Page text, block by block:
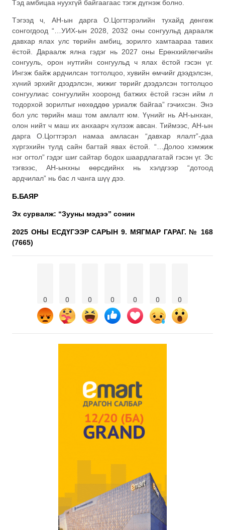
Тэд амбицаа нуухгүй байгаагаас тэгж дүгнэж болно.
Тэгээд ч, АН-ын дарга О.Цогтгэрэлийн тухайд дөнгөж
сонгогдоод “…УИХ-ын 2028, 2032 оны сонгуульд дараалж
давхар ялах улс төрийн амбиц, зорилго хамтаараа тавих
ёстой. Дараалж ялна гэдэг нь 2027 оны Ерөнхийлөгчийн
сонгууль, орон нутгийн сонгуульд ч ялах ёстой гэсэн үг.
Ингэж байж ардчилсан тогтолцоо, хувийн өмчийг дээдэлсэн,
хүний эрхийг дээдэлсэн, жижиг төрийг дээдэлсэн тогтолцоо
сонгуулиас сонгуулийн хооронд батжих ёстой гэсэн ийм л
тодорхой зорилтыг нөхөддөө уриалж байгаа” гэчихсэн. Энэ
бол улс төрийн маш том амлалт юм. Үүнийг нь АН-ынхан,
олон нийт ч маш их анхаарч хүлээж авсан. Тиймээс, АН-ын
дарга О.Цогтгэрэл намаа амласан “давхар ялалт”-даа
хүргэхийн тулд сайн багтай явах ёстой. “…Долоо хэмжиж
нэг огтол” гэдэг шиг сайтар бодох шаардлагатай гэсэн үг. Эс
тэгвээс, АН-ынхны өөрсдийнх нь хэлдгээр “дотоод
ардчилал” нь бас л чанга шүү дээ.
Б.БАЯР
Эх сурвалж: “Зууны мэдээ” сонин
2025 ОНЫ ЕСДҮГЭЭР САРЫН 9. МЯГМАР ГАРАГ. № 168
(7665)
0 0 0 0 0 0 0